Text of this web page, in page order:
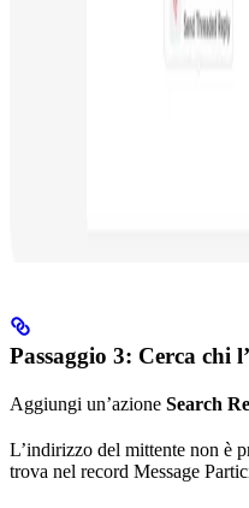
Passaggio 3: Cerca chi
Aggiungi un’azione Search
L’indirizzo del mittente non è
trova nel record Message